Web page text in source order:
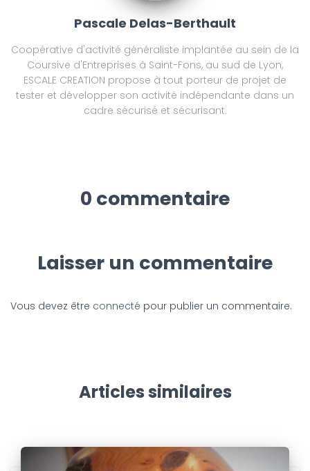
Pascale Delas-Berthault
Coopérative d'activité généraliste implantée au sein de la
Coursive d'Entreprises à Saint-Fons, au sud de Lyon,
ESCALE CREATION propose à tout porteur de projet de
tester et développer son activité indépendante dans un
cadre sécurisé et sécurisant.
0 commentaire
Laisser un commentaire
Vous devez être connecté pour publier un commentaire.
Articles similaires